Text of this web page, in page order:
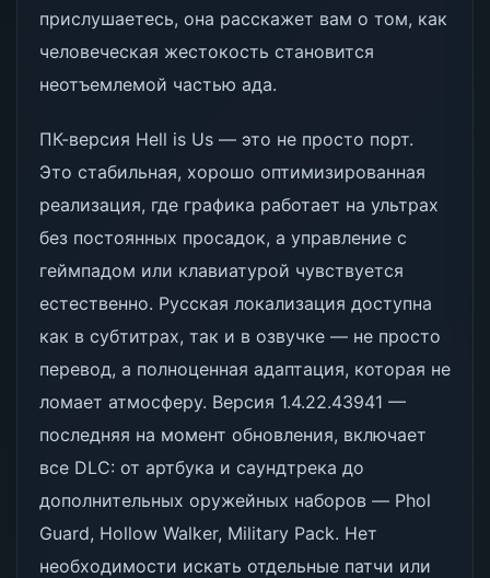
прислушаетесь, она расскажет вам о том, как
человеческая жестокость становится
неотъемлемой частью ада.
ПК-версия Hell is Us — это не просто порт.
Это стабильная, хорошо оптимизированная
реализация, где графика работает на ультрах
без постоянных просадок, а управление с
геймпадом или клавиатурой чувствуется
естественно. Русская локализация доступна
как в субтитрах, так и в озвучке — не просто
перевод, а полноценная адаптация, которая не
ломает атмосферу. Версия 1.4.22.43941 —
последняя на момент обновления, включает
все DLC: от артбука и саундтрека до
дополнительных оружейных наборов — Phol
Guard, Hollow Walker, Military Pack. Нет
необходимости искать отдельные патчи или